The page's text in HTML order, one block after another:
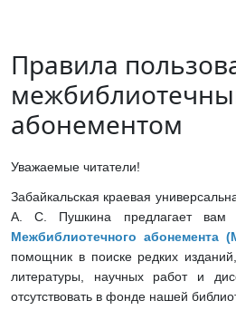
Правила
абонементом
Уважаемые читатели!
Забайкальская краевая
А. С. Пушкина предлагает вам
Межбиблиотечного абонемента
помощник в поиске редких
литературы, научных работ и
отсутствовать в фонде нашей